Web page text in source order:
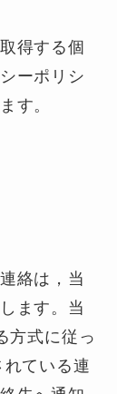
得する個
ーポリシ
す。
絡は，当
ます。当
方式に従っ
ている連